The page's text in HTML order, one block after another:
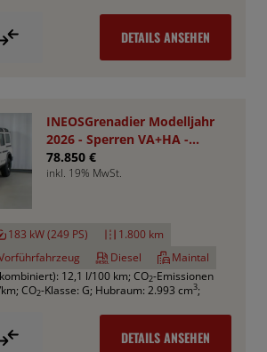
DETAILS ANSEHEN
INEOSGrenadier Modelljahr
2026 - Sperren VA+HA -
Smooth Pack
78.850 €
inkl. 19% MwSt.
183 kW (249 PS)
1.800 km
Diesel
Maintal
12,1 l/100 km; CO2-Emissionen
; CO2-Klasse: G; Hubraum: 2.993 cm3;
DETAILS ANSEHEN